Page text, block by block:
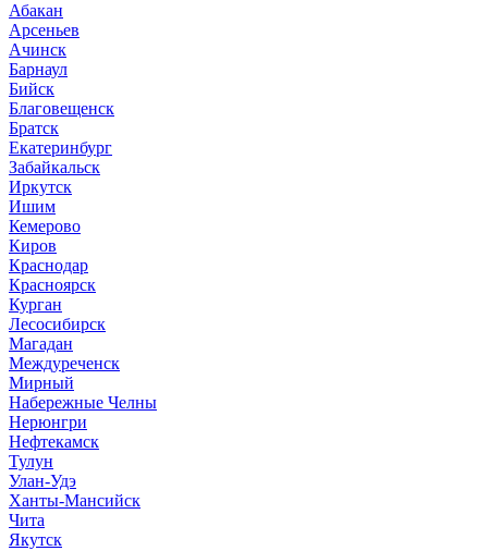
Абакан
Арсеньев
Ачинск
Барнаул
Бийск
Благовещенск
Братск
Екатеринбург
Забайкальск
Иркутск
Ишим
Кемерово
Киров
Краснодар
Красноярск
Курган
Лесосибирск
Магадан
Междуреченск
Мирный
Набережные Челны
Нерюнгри
Нефтекамск
Тулун
Улан-Удэ
Ханты-Мансийск
Чита
Якутск